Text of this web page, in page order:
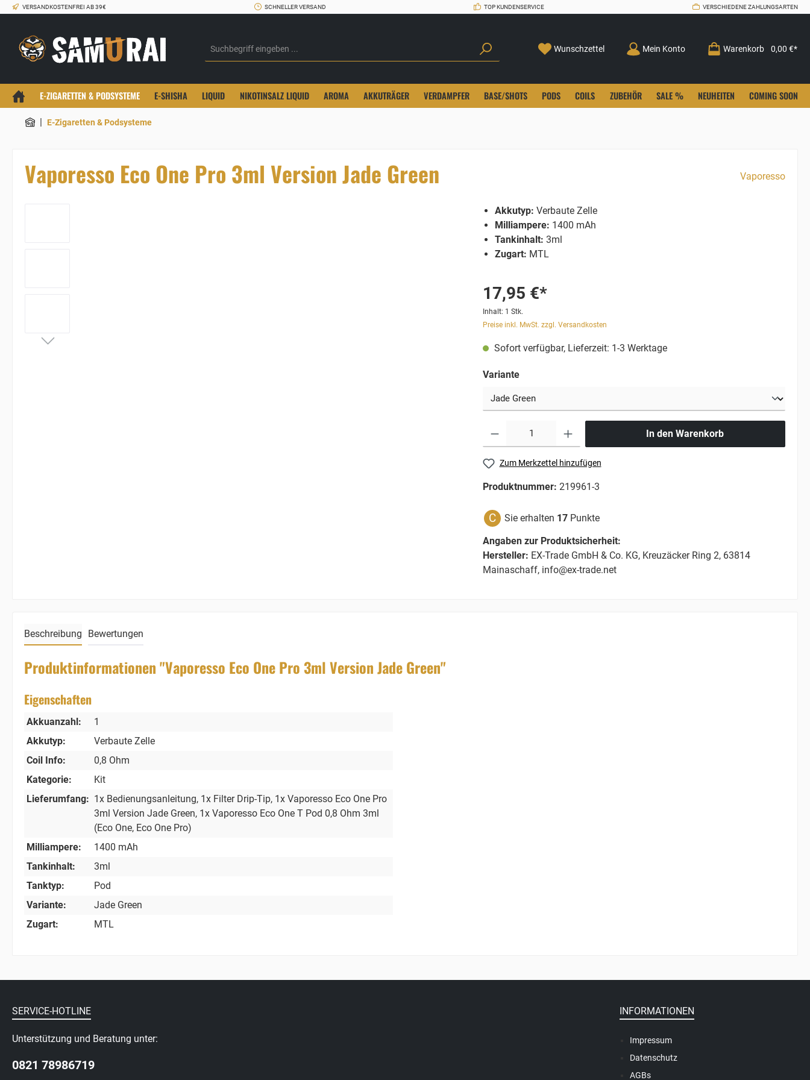
VERSANDKOSTENFREI AB 39€ SCHNELLER VERSAND TOP KUNDENSERVICE VERSCHIEDENE ZAHLUNGSARTEN
Wunschzettel Mein Konto Warenkorb 0,00 €*
E-ZIGARETTEN & PODSYSTEME E-SHISHA LIQUID NIKOTINSALZ LIQUID AROMA AKKUTRÄGER VERDAMPFER BASE/SHOTS PODS COILS ZUBEHÖR SALE % NEUHEITEN COMING SOON
| E-Zigaretten & Podsysteme
Vaporesso Eco One Pro 3ml Version Jade Green Vaporesso
Akkutyp: Verbaute Zelle
Milliampere: 1400 mAh
Tankinhalt: 3ml
Zugart: MTL
17,95 €*
Inhalt: 1 Stk.
Preise inkl. MwSt. zzgl. Versandkosten
Sofort verfügbar, Lieferzeit: 1-3 Werktage
Variante
In den Warenkorb
Zum Merkzettel hinzufügen
Produktnummer: 219961-3
C Sie erhalten 17 Punkte
Angaben zur Produktsicherheit:
Hersteller: EX-Trade GmbH & Co. KG, Kreuzäcker Ring 2, 63814
Mainaschaff, info@ex-trade.net
Beschreibung Bewertungen
Produktinformationen "Vaporesso Eco One Pro 3ml Version Jade Green"
Eigenschaften
Akkuanzahl:
1
Akkutyp:
Verbaute Zelle
Coil Info:
0,8 Ohm
Kategorie:
Kit
Lieferumfang: 1x Bedienungsanleitung, 1x Filter Drip-Tip, 1x Vaporesso Eco One Pro
3ml Version Jade Green, 1x Vaporesso Eco One T Pod 0,8 Ohm 3ml
(Eco One, Eco One Pro)
Milliampere:
1400 mAh
Tankinhalt:
3ml
Tanktyp:
Pod
Variante:
Jade Green
Zugart:
MTL
SERVICE-HOTLINE
Unterstützung und Beratung unter:
0821 78986719
INFORMATIONEN
Impressum
Datenschutz
AGBs